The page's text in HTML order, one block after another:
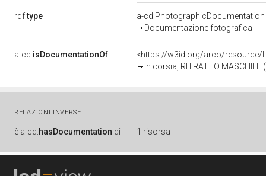
rdf:type
a-cd:PhotographicDocumentation
Documentazione fotografica
a-cd:isDocumentationOf
<https://w3id.org/arco/resource/
In corsia, RITRATTO
RELAZIONI INVERSE
è a-cd:hasDocumentation di 1 risorsa